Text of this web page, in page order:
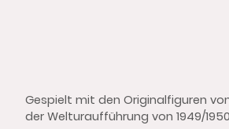
Gespielt mit den Originalfiguren
der Welturaufführung von 1949/1950